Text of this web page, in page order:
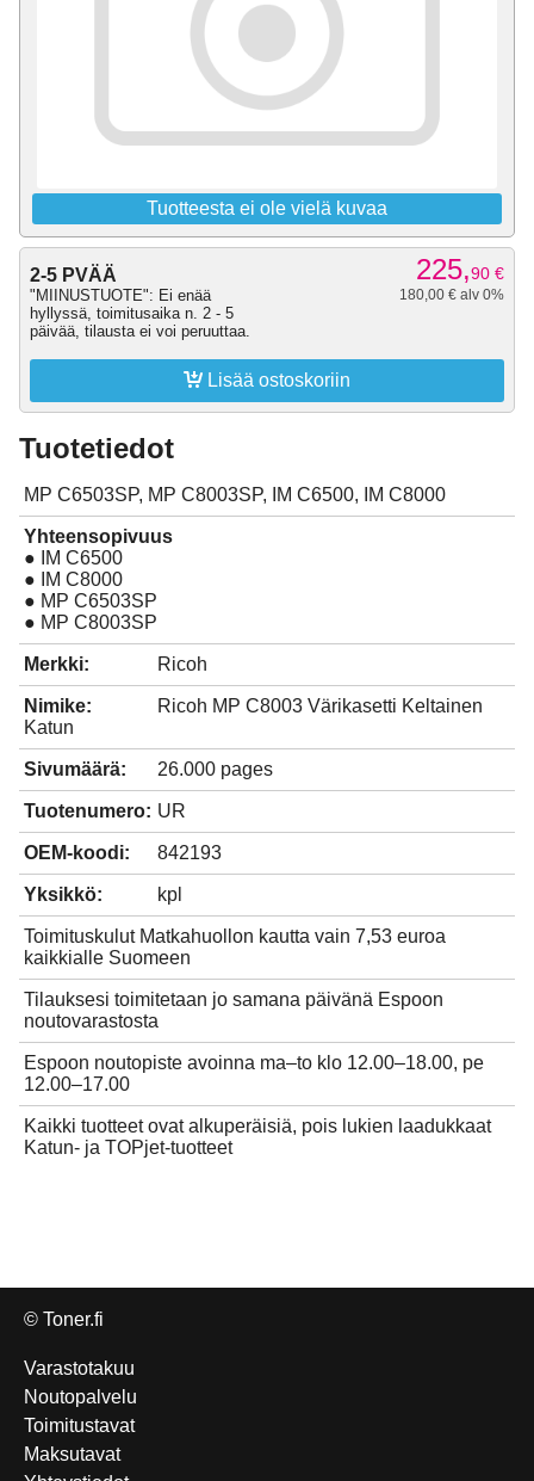
Tuotteesta ei ole vielä kuvaa
2-5 PVÄÄ
"MIINUSTUOTE": Ei enää
hyllyssä, toimitusaika n. 2 - 5
päivää, tilausta ei voi peruuttaa.
225,90 €
180,00 € alv 0%
 Lisää ostoskoriin
Tuotetiedot
MP C6503SP, MP C8003SP, IM C6500, IM C8000
Yhteensopivuus
● IM C6500
● IM C8000
● MP C6503SP
● MP C8003SP
Merkki: Ricoh
Nimike:
Ricoh MP C8003 Värikasetti Keltainen
Katun
Sivumäärä: 26.000 pages
Tuotenumero: UR
OEM-koodi: 842193
Yksikkö: kpl
Toimituskulut Matkahuollon kautta vain 7,53 euroa
kaikkialle Suomeen
Tilauksesi toimitetaan jo samana päivänä Espoon
noutovarastosta
Espoon noutopiste avoinna ma–to klo 12.00–18.00, pe
12.00–17.00
Kaikki tuotteet ovat alkuperäisiä, pois lukien laadukkaat
Katun- ja TOPjet-tuotteet
© Toner.fi
Varastotakuu
Noutopalvelu
Toimitustavat
Maksutavat